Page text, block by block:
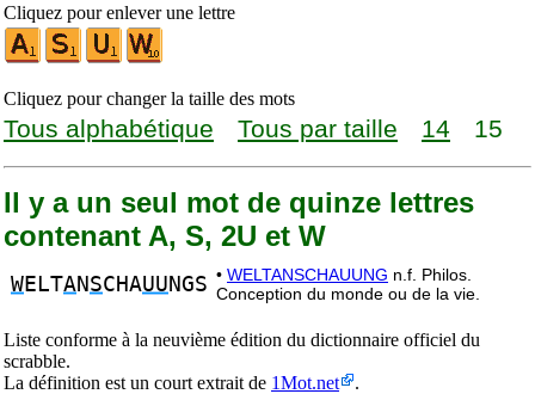
Cliquez pour enlever une lettre
Cliquez pour changer la taille des mots
Tous alphabétique Tous par taille 14 15
Il y a un seul mot de quinze lettres
contenant A, S, 2U et W
WELTAN SCHAUU NGS • WELTANSCHAUUNG n.f. Philos.
Conception du monde ou de la vie.
Liste conforme à la neuvième édition du dictionnaire officiel du
scrabble.
La définition est un court extrait de 1Mot.net .